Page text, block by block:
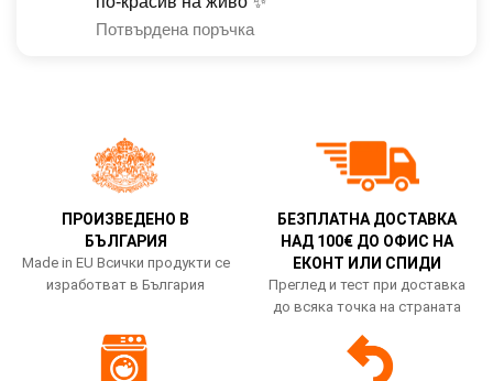
Потвърдена поръчка
ПРОИЗВЕДЕНО В
БЪЛГАРИЯ
Made in EU Всички продукти се
изработват в България
БЕЗПЛАТНА ДОСТАВКА
НАД 100€ ДО ОФИС НА
ЕКОНТ ИЛИ СПИДИ
Преглед и тест при доставка
до всяка точка на страната